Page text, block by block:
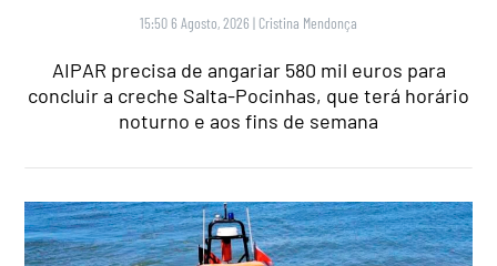
15:50 6 Agosto, 2026 | Cristina Mendonça
AIPAR precisa de angariar 580 mil euros para
concluir a creche Salta-Pocinhas, que terá horário
noturno e aos fins de semana